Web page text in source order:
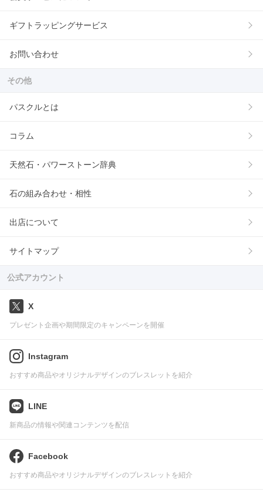
ギフトラッピングサービス
お問い合わせ
その他
パスクルとは
コラム
天然石・パワーストーン辞典
石の組み合わせ・相性
出店について
サイトマップ
公式アカウント
X
プレゼント企画や期間限定のキャンペーンを開催
Instagram
おすすめ商品やオリジナルデザインのブレスレットを紹介
LINE
新商品の情報や関連コンテンツを配信
Facebook
おすすめ商品やオリジナルデザインのブレスレットを紹介